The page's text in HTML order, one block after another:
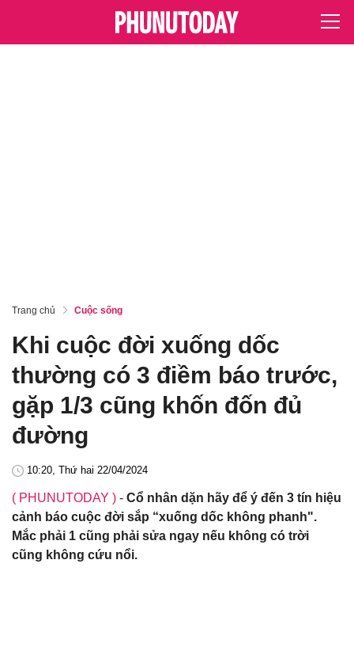
Trang chủ Cuộc sống
Khi cuộc đời xuống dốc
thường có 3 điềm báo trước,
gặp 1/3 cũng khốn đốn đủ
đường
10:20, Thứ hai 22/04/2024
( PHUNUTODAY ) - Cổ nhân dặn hãy để ý đến 3 tín hiệu
cảnh báo cuộc đời sắp “xuống dốc không phanh".
Mắc phải 1 cũng phải sửa ngay nếu không có trời
cũng không cứu nổi.